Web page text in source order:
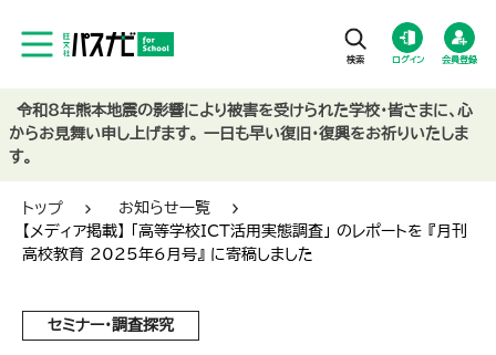
ログイン 会員登録
トップ
お知らせ一覧
【メディア掲載】 「高等学校ICT活用実態調査」 のレポートを 『月刊
高校教育 2025年6月号』 に寄稿しました
セミナー・調査探究
令和8年熊本地震の影響により被害を受けられた学校・皆さまに、心
からお見舞い申し上げます。 一日も早い復旧・復興をお祈りいたしま
す。